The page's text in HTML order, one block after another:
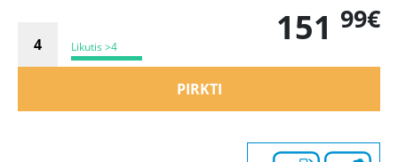
Likutis >4 151 99€
PIRKTI